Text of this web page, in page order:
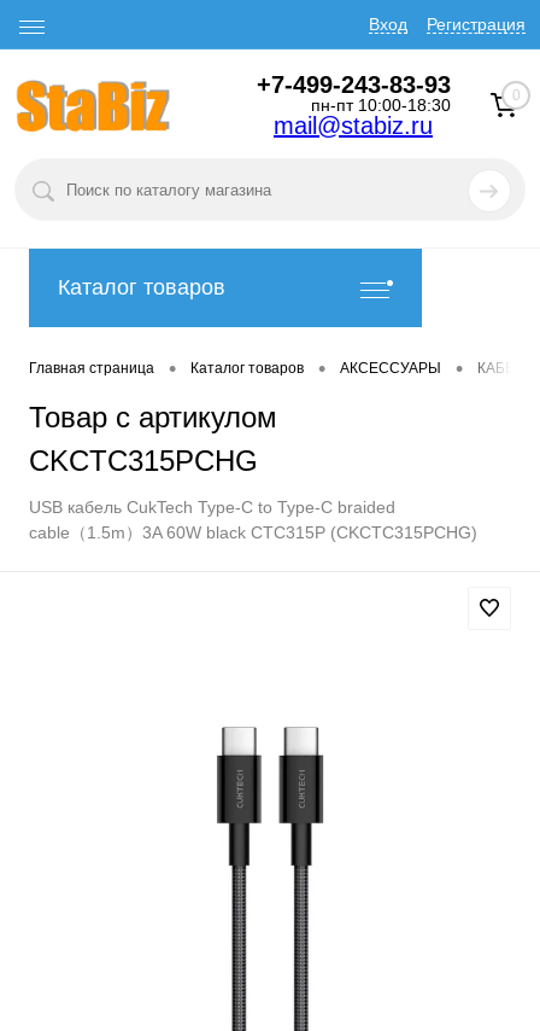
Вход Регистрация
+7-499-243-83-93
пн-пт 10:00-18:30
mail@stabiz.ru
0
Каталог товаров
Главная страница • Каталог товаров • АКСЕССУАРЫ •
Товар с артикулом
CKCTC315PCHG
USB кабель CukTech Type-C to Type-C braided
cable（1.5m）3A 60W black CTC315P (CKCTC315PCHG)